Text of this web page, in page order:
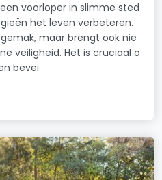
voorloper in slimme sted
het leven verbeteren.
maar brengt ook nie
veiligheid. Het is cruciaal o
bevei